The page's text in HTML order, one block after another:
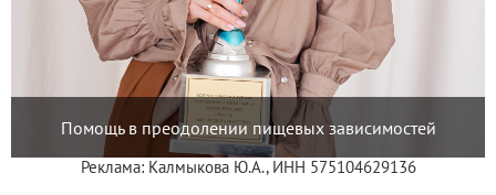
Помощь в преодолении пищевых зависимостей
Реклама: Калмыкова Ю.А., ИНН 575104629136